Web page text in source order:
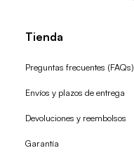
Tienda
Preguntas frecuentes (FAQs)
Envíos y plazos de entrega
Devoluciones y reembolsos
Garantía